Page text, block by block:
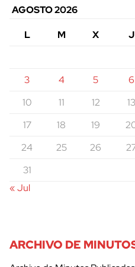
AGOSTO 2026
L
M X J
3
4 5 6
10
11 12 13
17
18 19
24
25 26
31
« Jul
ARCHIVO DE